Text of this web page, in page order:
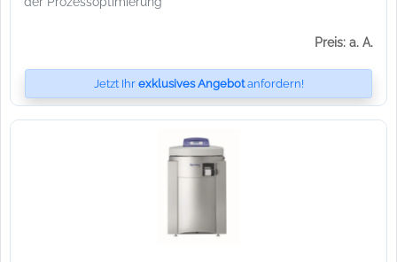
Preis: a. A.
Jetzt Ihr exklusives Angebotanfordern!